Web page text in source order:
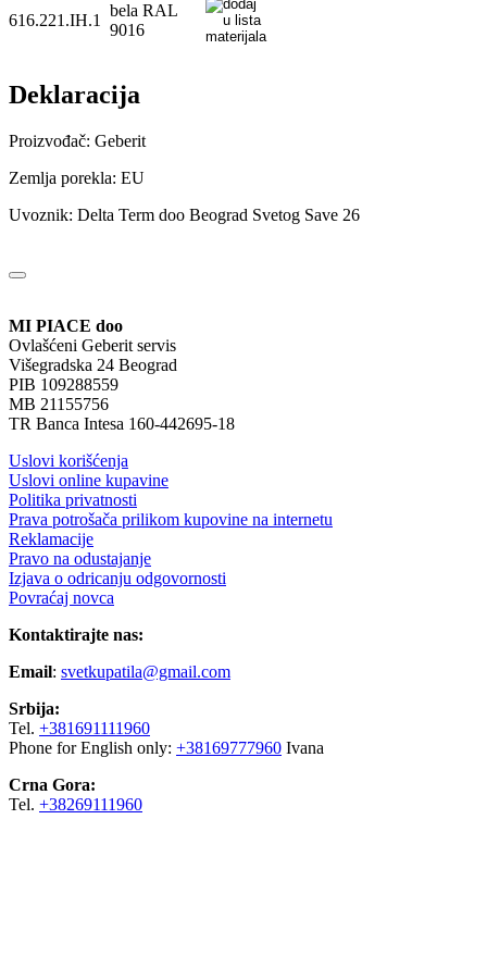
616.221.IH.1
bela RAL
9016
Deklaracija
Proizvođač: Geberit
Zemlja porekla: EU
Uvoznik: Delta Term doo Beograd Svetog Save 26
MI PIACE doo
Ovlašćeni Geberit servis
Višegradska 24 Beograd
PIB 109288559
MB 21155756
TR Banca Intesa 160-442695-18
Uslovi korišćenja
Uslovi online kupavine
Politika privatnosti
Prava potrošača prilikom kupovine na internetu
Reklamacije
Pravo na odustajanje
Izjava o odricanju odgovornosti
Povraćaj novca
Kontaktirajte nas:
Email: svetkupatila@gmail.com
Srbija:
Tel. +381691111960
Phone for English only: +38169777960 Ivana
Crna Gora:
Tel. +38269111960